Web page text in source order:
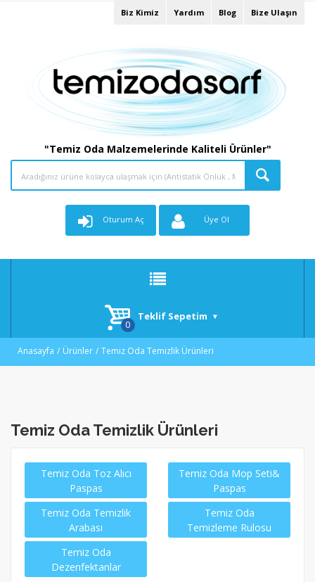
Biz Kimiz Yardım Blog Bize Ulaşın
"Temiz Oda Malzemelerinde Kaliteli Ürünler"
Oturum Aç Üye Ol
Teklif Sepetim
Anasayfa Ürünler Temiz Oda Temizlik Ürünleri
Temiz Oda Temizlik Ürünleri
Temiz Oda Toz Alıcı
Paspas
Temiz Oda Mop Seti&
Paspas
Temiz Oda Temizlik
Arabası
Temiz Oda
Temizleme Rulosu
Temiz Oda
Dezenfektanlar